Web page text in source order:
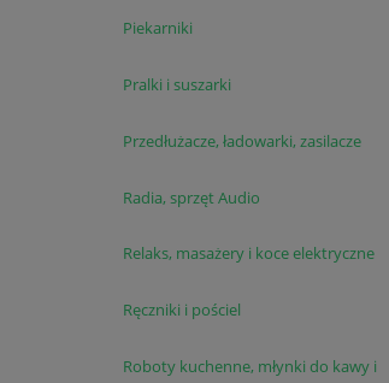
Piekarniki
Pralki i suszarki
Przedłużacze, ładowarki, zasilacze
Radia, sprzęt Audio
Relaks, masażery i koce elektryczne
Ręczniki i pościel
Roboty kuchenne, młynki do kawy i